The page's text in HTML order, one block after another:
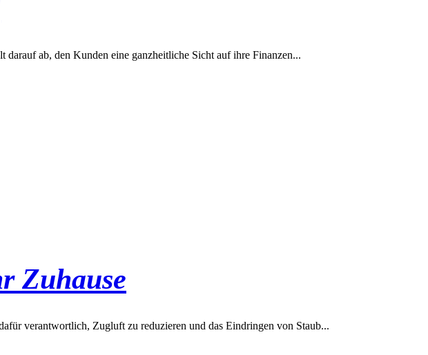
ab, den Kunden eine ganzheitliche Sicht auf ihre Finanzen...
Zuhause
verantwortlich, Zugluft zu reduzieren und das Eindringen von Staub...